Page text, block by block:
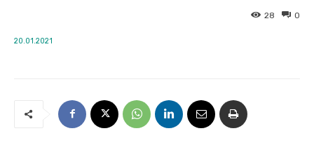
0
28
20.01.2021